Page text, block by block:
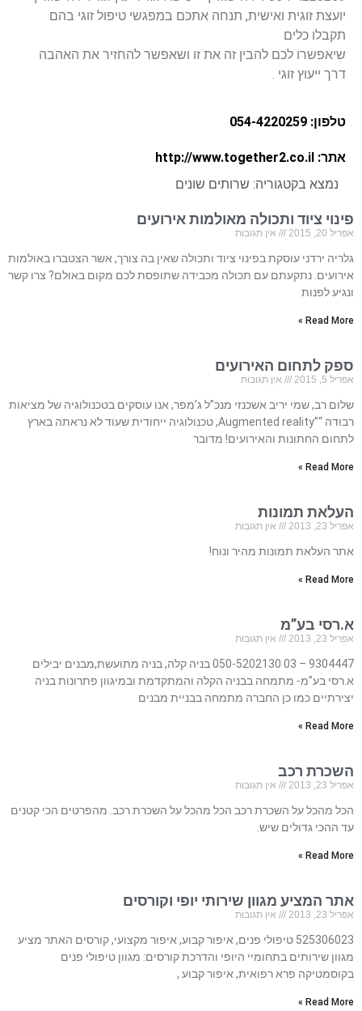
יועצת זוגית ואישית, תנחה אתכם במפגשי טיפול זוגי בהם
תקבלו כלים
שיאפשרו לכם להבין זה את זו ושאפשר להחזיר את האהבה
דרך ייעוץ זוגי .
טלפון: 054-4220259
אתר: http://www.together2.co.il
נמצא בקטגוריה: שרותים שונים
פינוי ציוד ותכולה מאולמות אירועים
אפריל 20, 2015 אין תגובות
גלריה ירדני עוסקת בפינוי ציוד ותכולה שאין בה צורך, אשר הצטברו באולמות
אירועים. נתקעתם עם תכולה מכבידה שתופסת לכם מקום באולם? צרו קשר
ונגיע לפנות
Read More »
ספק לתחום האירועים
אפריל 5, 2015 אין תגובות
שלום רב, שמי יריב אשכנזי מנכ”ל ג’מפר, אנו עוסקים בטכנולוגיה של מציאות
רבודה “”Augmented reality, טכנולוגיה ייחודית שעוד לא נראתה בארץ
לתחום החתונות והאירועים! מדובר
Read More »
העלאת תמונות
אפריל 23, 2013 אין תגובות
אתר העלאת תמונות מהיר ונוח!
Read More »
א.רסי בע”מ
אפריל 23, 2013 אין תגובות
9304447 – 03 050-5202130 בניה קלה, בניה מתועשת,מבנים יבילים
א.רסי בע”מ- מתמחה בבניה הקלה והמתקדמת ובמיגוון פתרונות בניה
יצירתיים כמו כן החברה מתמחה בבניית מבנים
Read More »
השכרת רכב
אפריל 23, 2013 אין תגובות
הכל מהכל על השכרת רכב הכל מהכל על השכרת רכב. מהפרטים הכי קטנים
עד ההכי גדולים שיש.
Read More »
אתר המציע מגוון שירותי יופי וקורסים
אפריל 23, 2013 אין תגובות
525306023 טיפולי פנים, איפור קבוע, איפור מקצועי, קורסים האתר מציע
מגוון שירותים בתחומיי היופי והדרכת קורסים: מגוון טיפולי פנים
בקוסמטיקה פרא רפואית, איפור קבוע ,
Read More »